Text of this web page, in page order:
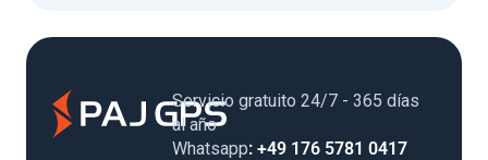
Servicio gratuito 24/7 - 365 días
al año
Whatsapp: +49 176 5781 0417